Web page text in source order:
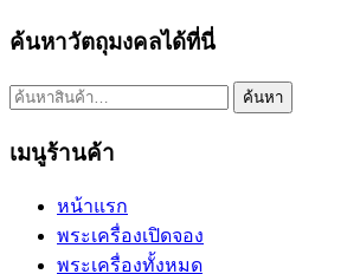
ค้นหาวัตถุมงคลได้ที่นี่
ค้นหา: ค้นหา
เมนูร้านค้า
หน้าแรก
พระเครื่องเปิดจอง
พระเครื่องทั้งหมด